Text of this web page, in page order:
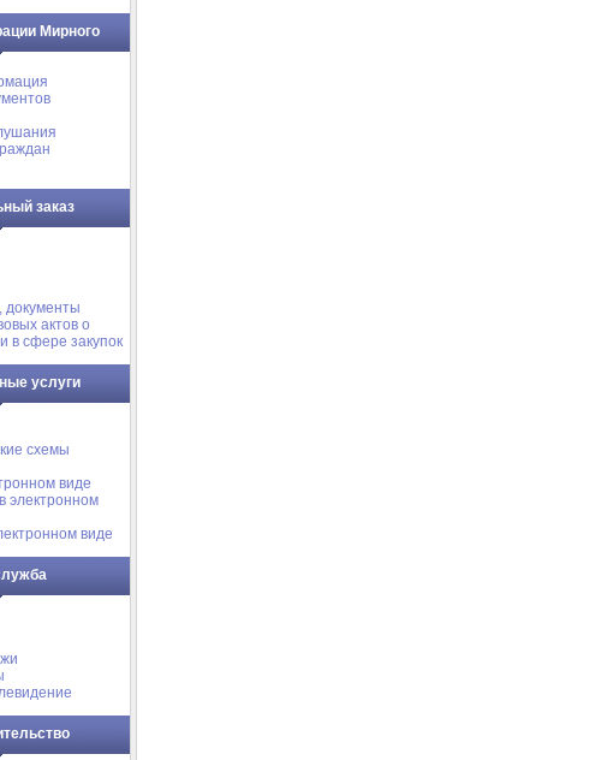
Мирного
заказ
актов о
в сфере закупок
услуги
схемы
виде
электронном
виде